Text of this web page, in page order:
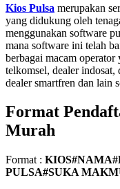
Kios Pulsa merupakan
yang didukung oleh
menggunakan software
mana software ini telah
berbagai macam operator
telkomsel, dealer indosat,
dealer smartfren dan lain
Format
Murah
Format :
PULSA#SUKA